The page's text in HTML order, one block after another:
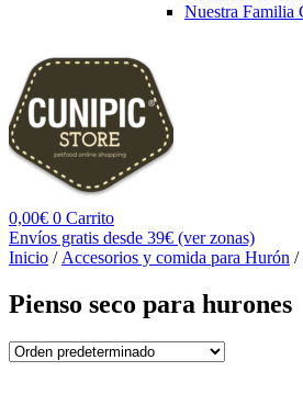
Nuestra Familia
0,00€ 0 Carrito
Envíos gratis desde 39€ (ver zonas)
Inicio / Accesorios y comida para Hurón /
Pienso seco para hurones